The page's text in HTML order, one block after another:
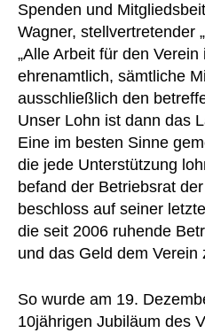
Spenden und
Wagner, stellvertretender
„Alle Arbeit für den
ehrenamtlich, sämtliche
ausschließlich den
Unser Lohn ist dann das
Eine im besten Sinne
die jede Unterstützung
befand der Betriebsrat
beschloss auf seiner
die seit 2006 ruhende
und das Geld dem Verein
So wurde am 19.
10jährigen Jubiläum des